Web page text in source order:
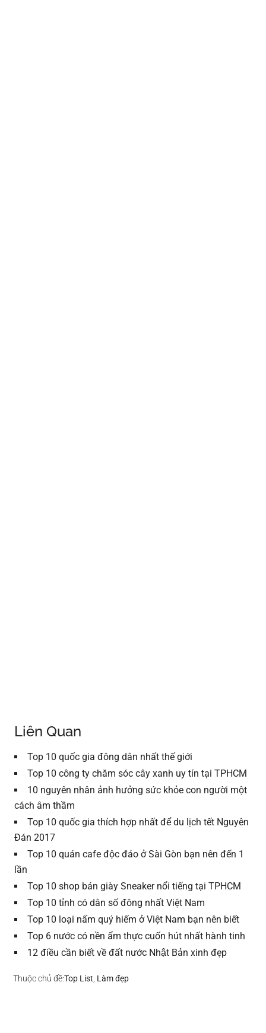
Liên Quan
Top 10 quốc gia đông dân nhất thế giới
Top 10 công ty chăm sóc cây xanh uy tín tại TPHCM
10 nguyên nhân ảnh hưởng sức khỏe con người một
cách âm thầm
Top 10 quốc gia thích hợp nhất để du lịch tết Nguyên
Đán 2017
Top 10 quán cafe độc đáo ở Sài Gòn bạn nên đến 1
lần
Top 10 shop bán giày Sneaker nổi tiếng tại TPHCM
Top 10 tỉnh có dân số đông nhất Việt Nam
Top 10 loại nấm quý hiếm ở Việt Nam bạn nên biết
Top 6 nước có nền ẩm thực cuốn hút nhất hành tinh
12 điều cần biết về đất nước Nhật Bản xinh đẹp
Thuộc chủ đề:Top List Làm đẹp